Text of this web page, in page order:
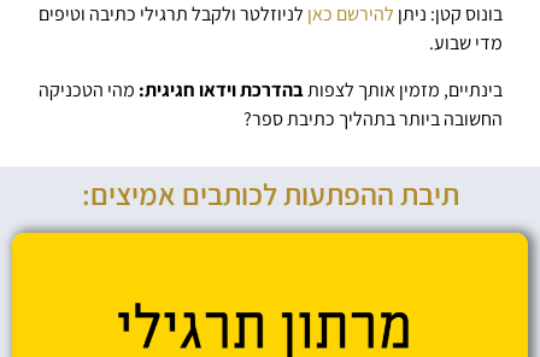
בונוס קטן: ניתן להירשם כאן לניוזלטר ולקבל תרגילי כתיבה וטיפים
מדי שבוע.
בינתיים, מזמין אותך לצפותבהדרכת וידאו חגיגית: מהי הטכניקה
החשובה ביותר בתהליך כתיבת ספר?
תיבת ההפתעות לכותבים אמיצים: